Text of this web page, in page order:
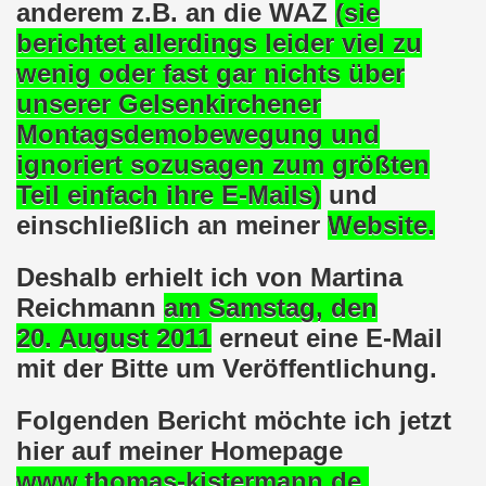
anderem z.B. an die WAZ (sie
berichtet allerdings leider viel zu
wenig oder fast gar nichts über
unserer Gelsenkirchener
Montagsdemobewegung und
ignoriert sozusagen zum größten
Teil einfach ihre E-Mails) und
einschließlich an meiner Website.
Deshalb erhielt ich von Martina
Reichmann am Samstag, den
20. August 2011 erneut eine E-Mail
mit der Bitte um Veröffentlichung.
Folgenden Bericht möchte ich jetzt
hier auf meiner Homepage
Wir protestieren und wir demonstrieren gegen die
Saale setzt am 27.01.2024 Verbot der MLPD-Fahne
zeigt am 05.02.2024 Flagge um 17.30 Uhr
08.01.2024 der Diskriminierung und der
gestorben - Nachruf der Koordinierungsgruppe
Bewegung: Protest gegen Arbeitsplatzvernichtung
gegen Kundgebung und gegen Frank Oettler
durch die Innenstädte von Stuttgart, von Erfurt
Bewegung am 09.10.2023 um 17.30 Uhr auf dem
und von Martina Reichmann: Gelungenes Fest
Bewegung - feier am 11.09.2023 um 17.30 Uhr auf